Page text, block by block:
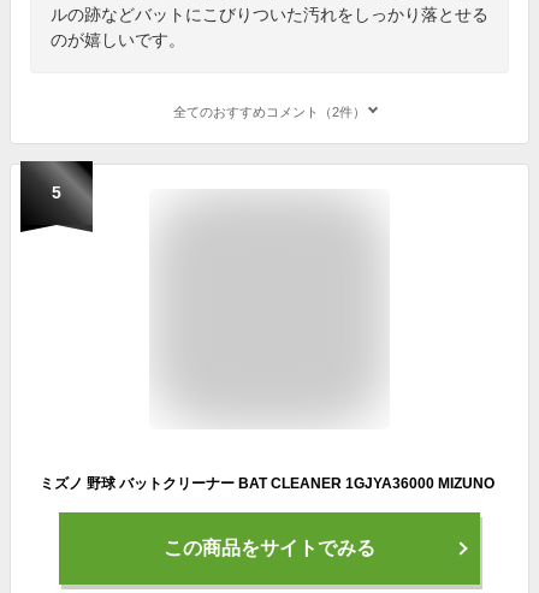
ルの跡などバットにこびりついた汚れをしっかり落とせる
のが嬉しいです。
全てのおすすめコメント（2件）
5
ミズノ 野球 バットクリーナー BAT CLEANER 1GJYA36000 MIZUNO
この商品をサイトでみる